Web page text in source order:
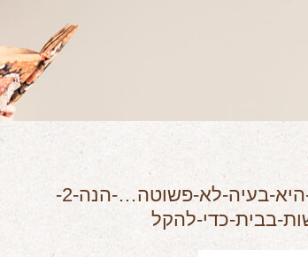
הפרעת-קשב-וריכוז-היא-בעיה-לא-פשוטה…-הנה-2-
בבית-כדי-להקל